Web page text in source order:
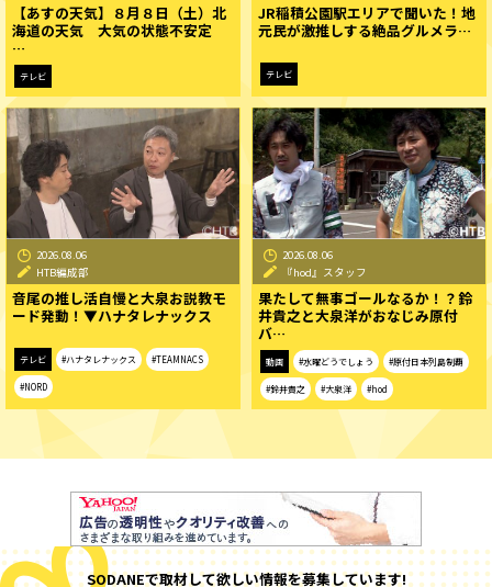
【あすの天気】８月８日（土）北
海道の天気 大気の状態不安定
…
テレビ
JR稲積公園駅エリアで聞いた！地
元民が激推しする絶品グルメラ…
テレビ
2026.08.06
HTB編成部
音尾の推し活自慢と大泉お説教モ
ード発動！▼ハナタレナックス
テレビ #ハナタレナックス #TEAMNACS
#NORD
2026.08.06
『hod』スタッフ
果たして無事ゴールなるか！？鈴
井貴之と大泉洋がおなじみ原付
バ…
動画 #水曜どうでしょう #原付日本列島制覇
#鈴井貴之 #大泉洋 #hod
SODANEで取材して欲しい情報を募集しています!